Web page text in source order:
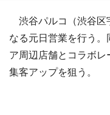
渋谷パルコ（渋谷区
なる元日営業を行う
ア周辺店舗とコラボ
集客アップを狙う。